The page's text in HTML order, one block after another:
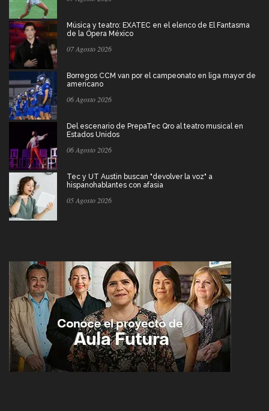
Música y teatro: EXATEC en el elenco de El Fantasma
de la Ópera México
07 Agosto 2026
Borregos CCM van por el campeonato en liga mayor de
americano
06 Agosto 2026
Del escenario de PrepaTec Qro al teatro musical en
Estados Unidos
06 Agosto 2026
Tec y UT Austin buscan "devolver la voz" a
hispanohablantes con afasia
05 Agosto 2026